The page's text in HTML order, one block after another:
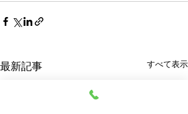
最新記事 すべて表示